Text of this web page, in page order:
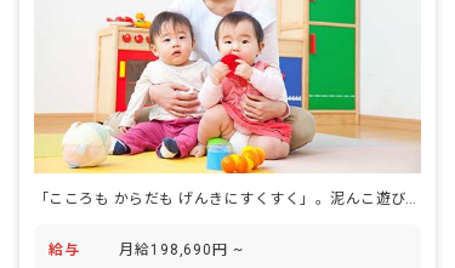
給与 月給198,690円 ~